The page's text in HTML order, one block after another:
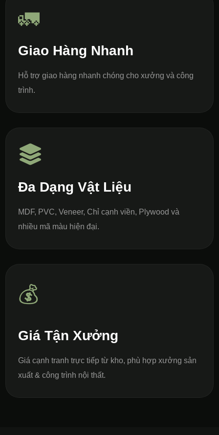
🚛
Giao Hàng Nhanh
Hỗ trợ giao hàng nhanh chóng cho xưởng và công
trình.
Đa Dạng Vật Liệu
MDF, PVC, Veneer, Chỉ cạnh viền, Plywood và
nhiều mã màu hiện đại.
💰
Giá Tận Xưởng
Giá cạnh tranh trực tiếp từ kho, phù hợp xưởng sản
xuất & công trình nội thất.